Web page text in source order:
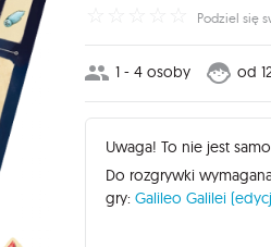
Podziel się
1 - 4 osoby od
Uwaga! To nie jest
Do rozgrywki
gry:Galileo Galilei